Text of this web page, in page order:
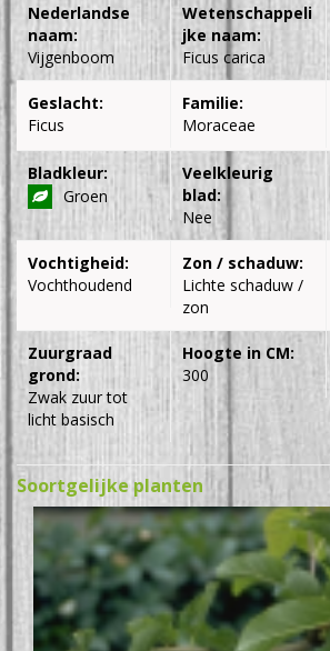
Nederlandse
naam:
Vijgenboom
Wetenschappeli
jke naam:
Ficus carica
Geslacht:
Ficus
Familie:
Moraceae
Bladkleur:
Groen
Veelkleurig
blad:
Nee
Vochtigheid:
Vochthoudend
Zon / schaduw:
Lichte schaduw /
zon
Zuurgraad
grond:
Zwak zuur tot
licht basisch
Hoogte in CM:
300
Soortgelijke planten